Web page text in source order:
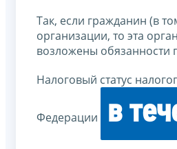
Так, если гражданин (в
организации, то эта
возложены обязанности
Налоговый статус
Федерации в